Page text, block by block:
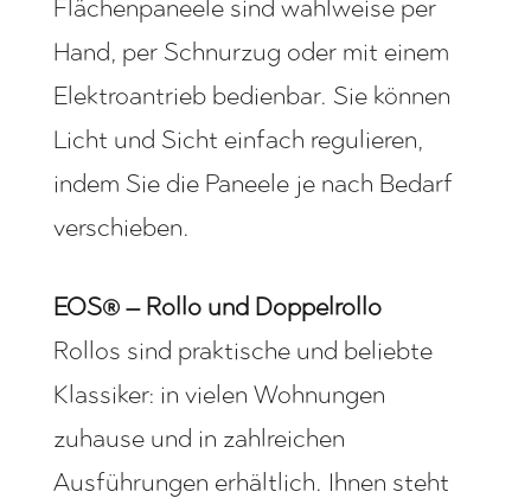
Flächenpaneele sind wahlweise per
Hand, per Schnurzug oder mit einem
Elektroantrieb bedienbar. Sie können
Licht und Sicht einfach regulieren,
indem Sie die Paneele je nach Bedarf
verschieben.
EOS® – Rollo und Doppelrollo
Rollos sind praktische und beliebte
Klassiker: in vielen Wohnungen
zuhause und in zahlreichen
Ausführungen erhältlich. Ihnen steht